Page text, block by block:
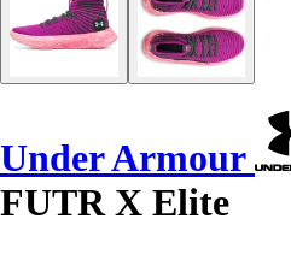
Under Armour
FUTR X Elite